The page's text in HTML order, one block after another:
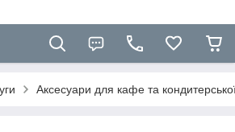
Аксесуари для кафе та